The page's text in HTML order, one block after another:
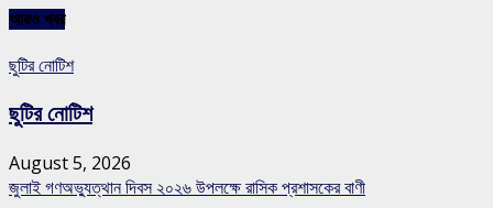
আরও খবর
ছুটির নোটিশ
ছুটির নোটিশ
August 5, 2026
জুলাই গণঅভ্যুত্থান দিবস ২০২৬ উপলক্ষে রাসিক প্রশাসকের বাণী